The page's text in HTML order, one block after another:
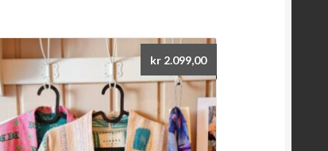
kr2.099,00